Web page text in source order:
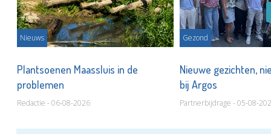
Nieuws
Plantsoenen Maassluis in de
problemen
Redactie - 06-08-2026
Gezond
Nieuwe gezichten,
bij Argos
Partnerbijdrage - 05-08-